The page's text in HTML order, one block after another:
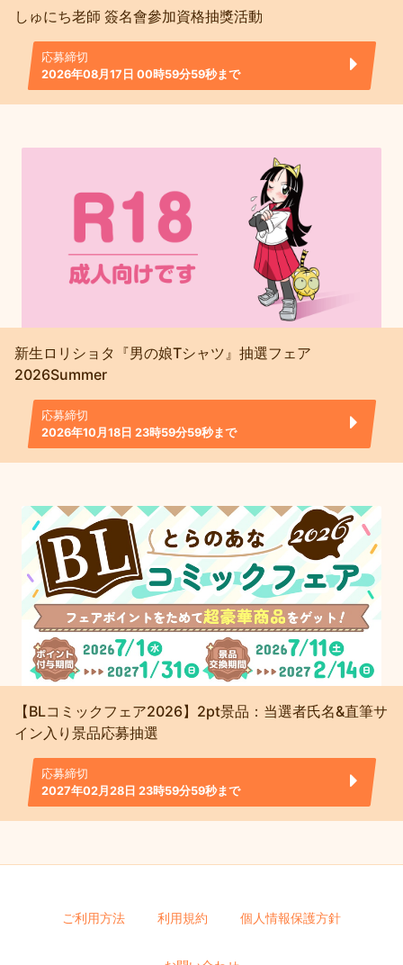
しゅにち老師 簽名會參加資格抽獎活動
応募締切
2026年08月17日 00時59分59秒まで
新生ロリショタ『男の娘Tシャツ』抽選フェア
2026Summer
応募締切
2026年10月18日 23時59分59秒まで
【BLコミックフェア2026】2pt景品：当選者氏名&直筆サ
イン入り景品応募抽選
応募締切
2027年02月28日 23時59分59秒まで
ご利用方法 利用規約 個人情報保護方針